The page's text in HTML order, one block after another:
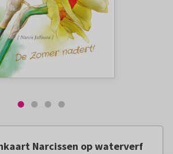
Narcissen op waterverf